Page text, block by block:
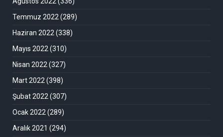
Temmuz 2022 (289)
Haziran 2022 (338)
Mayıs 2022 (310)
Nisan 2022 (327)
Mart 2022 (398)
Şubat 2022 (307)
Ocak 2022 (289)
Aralık 2021 (294)